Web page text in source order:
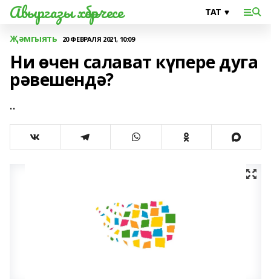
Авыргазы хәбәрчесе
Җәмгыять 20 ФЕВРАЛЯ 2021, 10:09
Ни өчен салават күпере дуга
рәвешендә?
..